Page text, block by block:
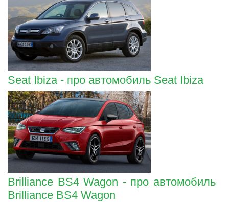
Seat Ibiza - про автомобиль Seat Ibiza
Brilliance BS4 Wagon - про автомобиль
Brilliance BS4 Wagon